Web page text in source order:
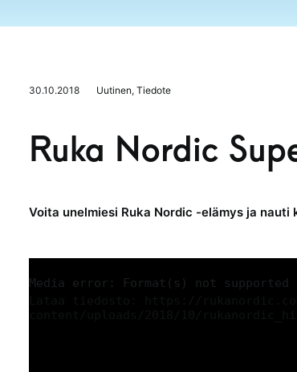
30.10.2018 Uutinen, Tiedote
Ruka Nordic
Voita unelmiesi Ruka Nordic -elämys ja
Media error: Format(s) not